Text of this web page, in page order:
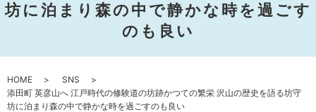
坊に泊まり森の中で静かな時を過ごす
のも良い
HOME
SNS
添田町 英彦山へ 江戸時代の修験道の坊跡かつての繁栄 沢山の歴史を語る坊守
坊に泊まり森の中で静かな時を過ごすのも良い